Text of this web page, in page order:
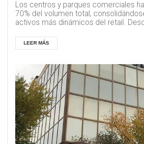
Los centros y parques comerciales
70% del volumen total,
activos más dinámicos del retail.
LEER MÁS